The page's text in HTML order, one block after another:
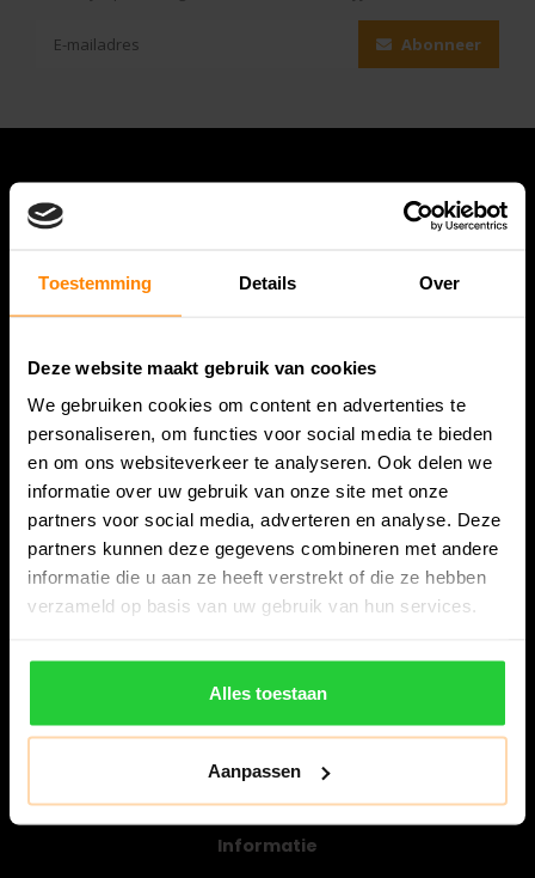
Toestemming Details Over
Deze website maakt gebruik van cookies
We gebruiken cookies om content en advertenties te
personaliseren, om functies voor social media te bieden
en om ons websiteverkeer te analyseren. Ook delen we
informatie over uw gebruik van onze site met onze
partners voor social media, adverteren en analyse. Deze
partners kunnen deze gegevens combineren met andere
informatie die u aan ze heeft verstrekt of die ze hebben
verzameld op basis van uw gebruik van hun services.
Alles toestaan
Aanpassen
Abonneer
Bespanracket.nl is dé racketspecialist van Lelystad en
omstreken.
Snijdersstraat 6
8224 AA Lelystad
Nederland
Informatie